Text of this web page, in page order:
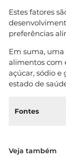
Estes fatores
preferências
Em suma,
alimentos com
açúcar, sódio
estado de
Fontes
Feeding: A
Veja também